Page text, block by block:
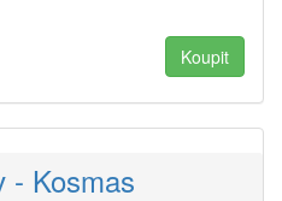
- Kosmas